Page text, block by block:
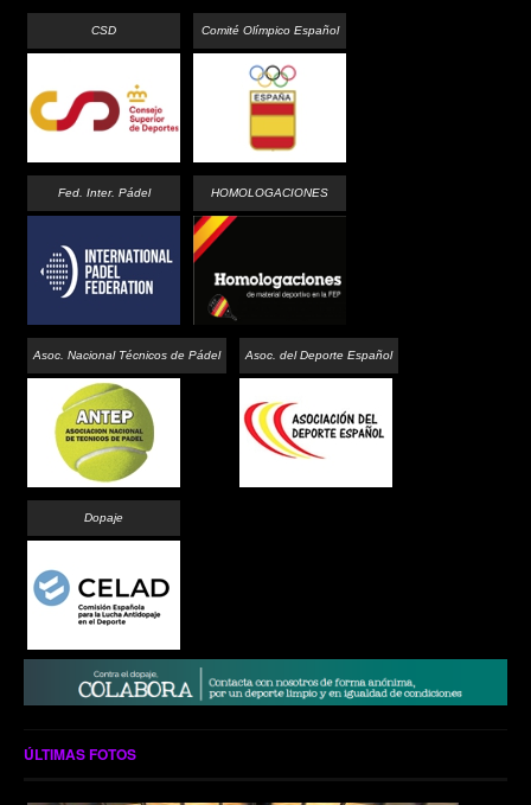
CSD Comité Olímpico Español
Fed. Inter. Pádel HOMOLOGACIONES
Asoc. Nacional Técnicos de Pádel Asoc. del Deporte Español
Dopaje
ÚLTIMAS FOTOS